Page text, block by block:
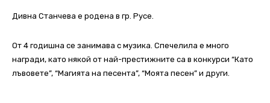
Дивна Станчева е родена в гр. Русе.
От 4 годишна се занимава с музика. Спечелила е много
награди, като някой от най-престижните са в конкурси “Като
лъвовете”, “Магията на песента”, “Моята песен” и други.